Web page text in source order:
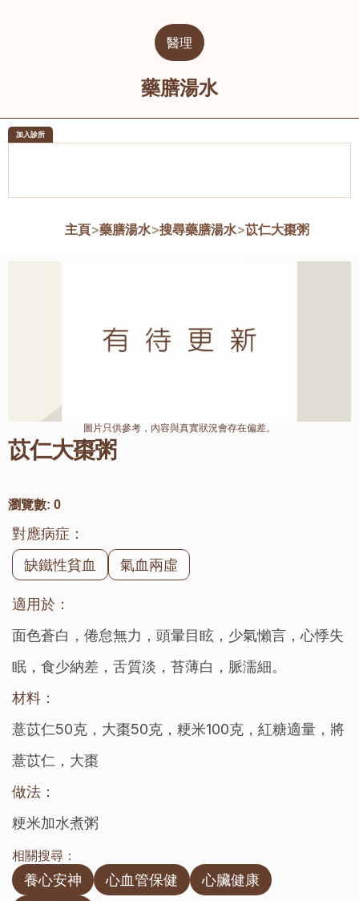
醫理
藥膳湯水
加入診所
主頁>藥膳湯水>搜尋藥膳湯水>苡仁大棗粥
苡仁大棗粥
瀏覽數: 0
對應病症：
缺鐵性貧血
氣血兩虛
適用於：
面色蒼白，倦怠無力，頭暈目眩，少氣懶言，心悸失
眠，食少納差，舌質淡，苔薄白，脈濡細。
材料：
薏苡仁50克，大棗50克，粳米100克，紅糖適量，將
薏苡仁，大棗
做法：
粳米加水煮粥
相關搜尋：
養心安神 心血管保健
心臟健康
圖片只供參考，內容與真實狀況會存在偏差。